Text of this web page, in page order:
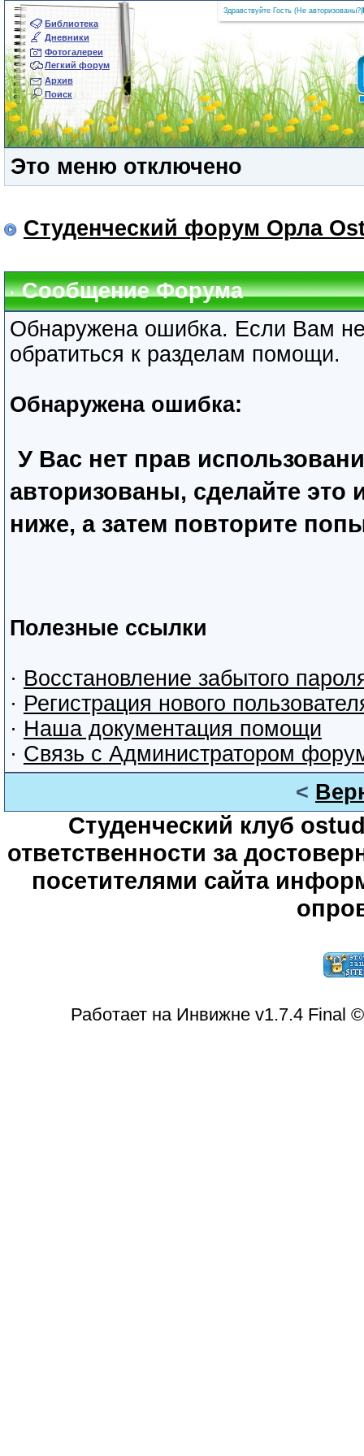
Библиотека
Дневники
Фотогалереи
Легкий форум
Архив
Поиск
Здравствуйте Гость (Не авторизованы?
Это меню отключено
Студенческий форум Орла
Сообщение Форума
Обнаружена ошибка. Если Вам
обратиться к разделам помощи.
Обнаружена ошибка:
У Вас нет прав
авторизованы, сделайте это
ниже, а затем повторите
Полезные ссылки
· Восстановление забытого
· Регистрация нового
· Наша документация помощи
· Связь с Администратором
<
Студенческий клуб
ответственности за
посетителями сайта
Работает на Инвижне v1.7.4 Final